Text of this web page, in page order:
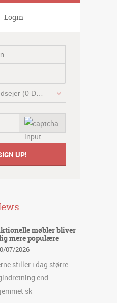
Login
Virksomhedsejer (0 DKK)
møbler bliver
mere populære
07/2026
stiller i dag større
end
sk